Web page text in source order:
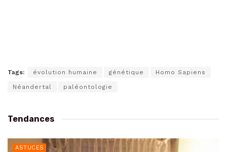
Tags: évolution humaine génétique Homo Sapiens
Néandertal paléontologie
Tendances
ASTUCES